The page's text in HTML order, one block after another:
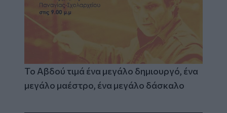
Το Αβδού τιμά ένα μεγάλο δημιουργό, ένα
μεγάλο μαέστρο, ένα μεγάλο δάσκαλο